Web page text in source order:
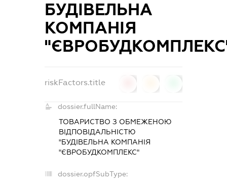
БУДІВЕЛЬНА
КОМПАНІЯ
riskFactors.title
dossier.fullName:
ТОВАРИСТВО З ОБМЕЖЕНОЮ
ВІДПОВІДАЛЬНІСТЮ
"БУДІВЕЛЬНА КОМПАНІЯ
"ЄВРОБУДКОМПЛЕКС"
dossier.opfSubType: